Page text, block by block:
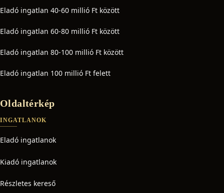
Eladó ingatlan 40-60 millió Ft között
Eladó ingatlan 60-80 millió Ft között
Eladó ingatlan 80-100 millió Ft között
Eladó ingatlan 100 millió Ft felett
Oldaltérkép
INGATLANOK
Eladó ingatlanok
Kiadó ingatlanok
Részletes kereső